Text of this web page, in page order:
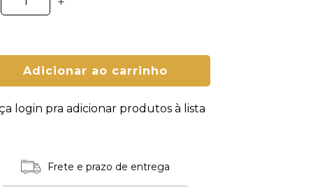
Adicionar ao carrinho
login pra adicionar produtos à lista
Frete e prazo de entrega